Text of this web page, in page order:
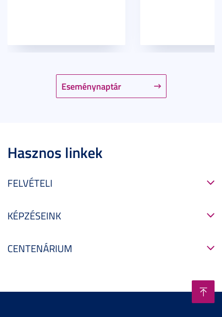
Eseménynaptár
Hasznos linkek
FELVÉTELI
KÉPZÉSEINK
CENTENÁRIUM